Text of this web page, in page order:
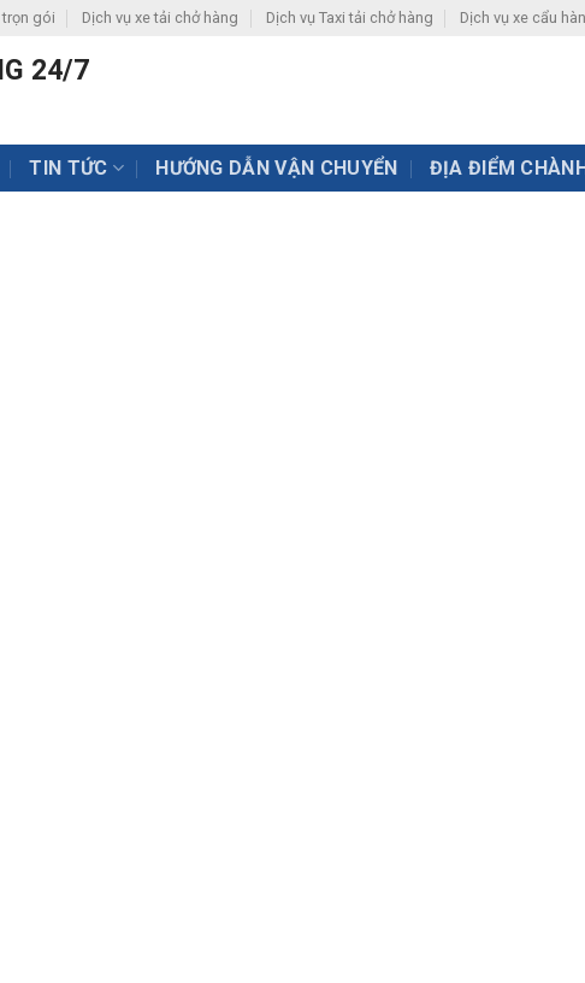
trọn gói Dịch vụ xe tải chở hàng Dịch vụ Taxi tải chở hàng Dịch vụ xe cẩu
24/7
TIN TỨC HƯỚNG DẪN VẬN CHUYỂN ĐỊA ĐIỂM